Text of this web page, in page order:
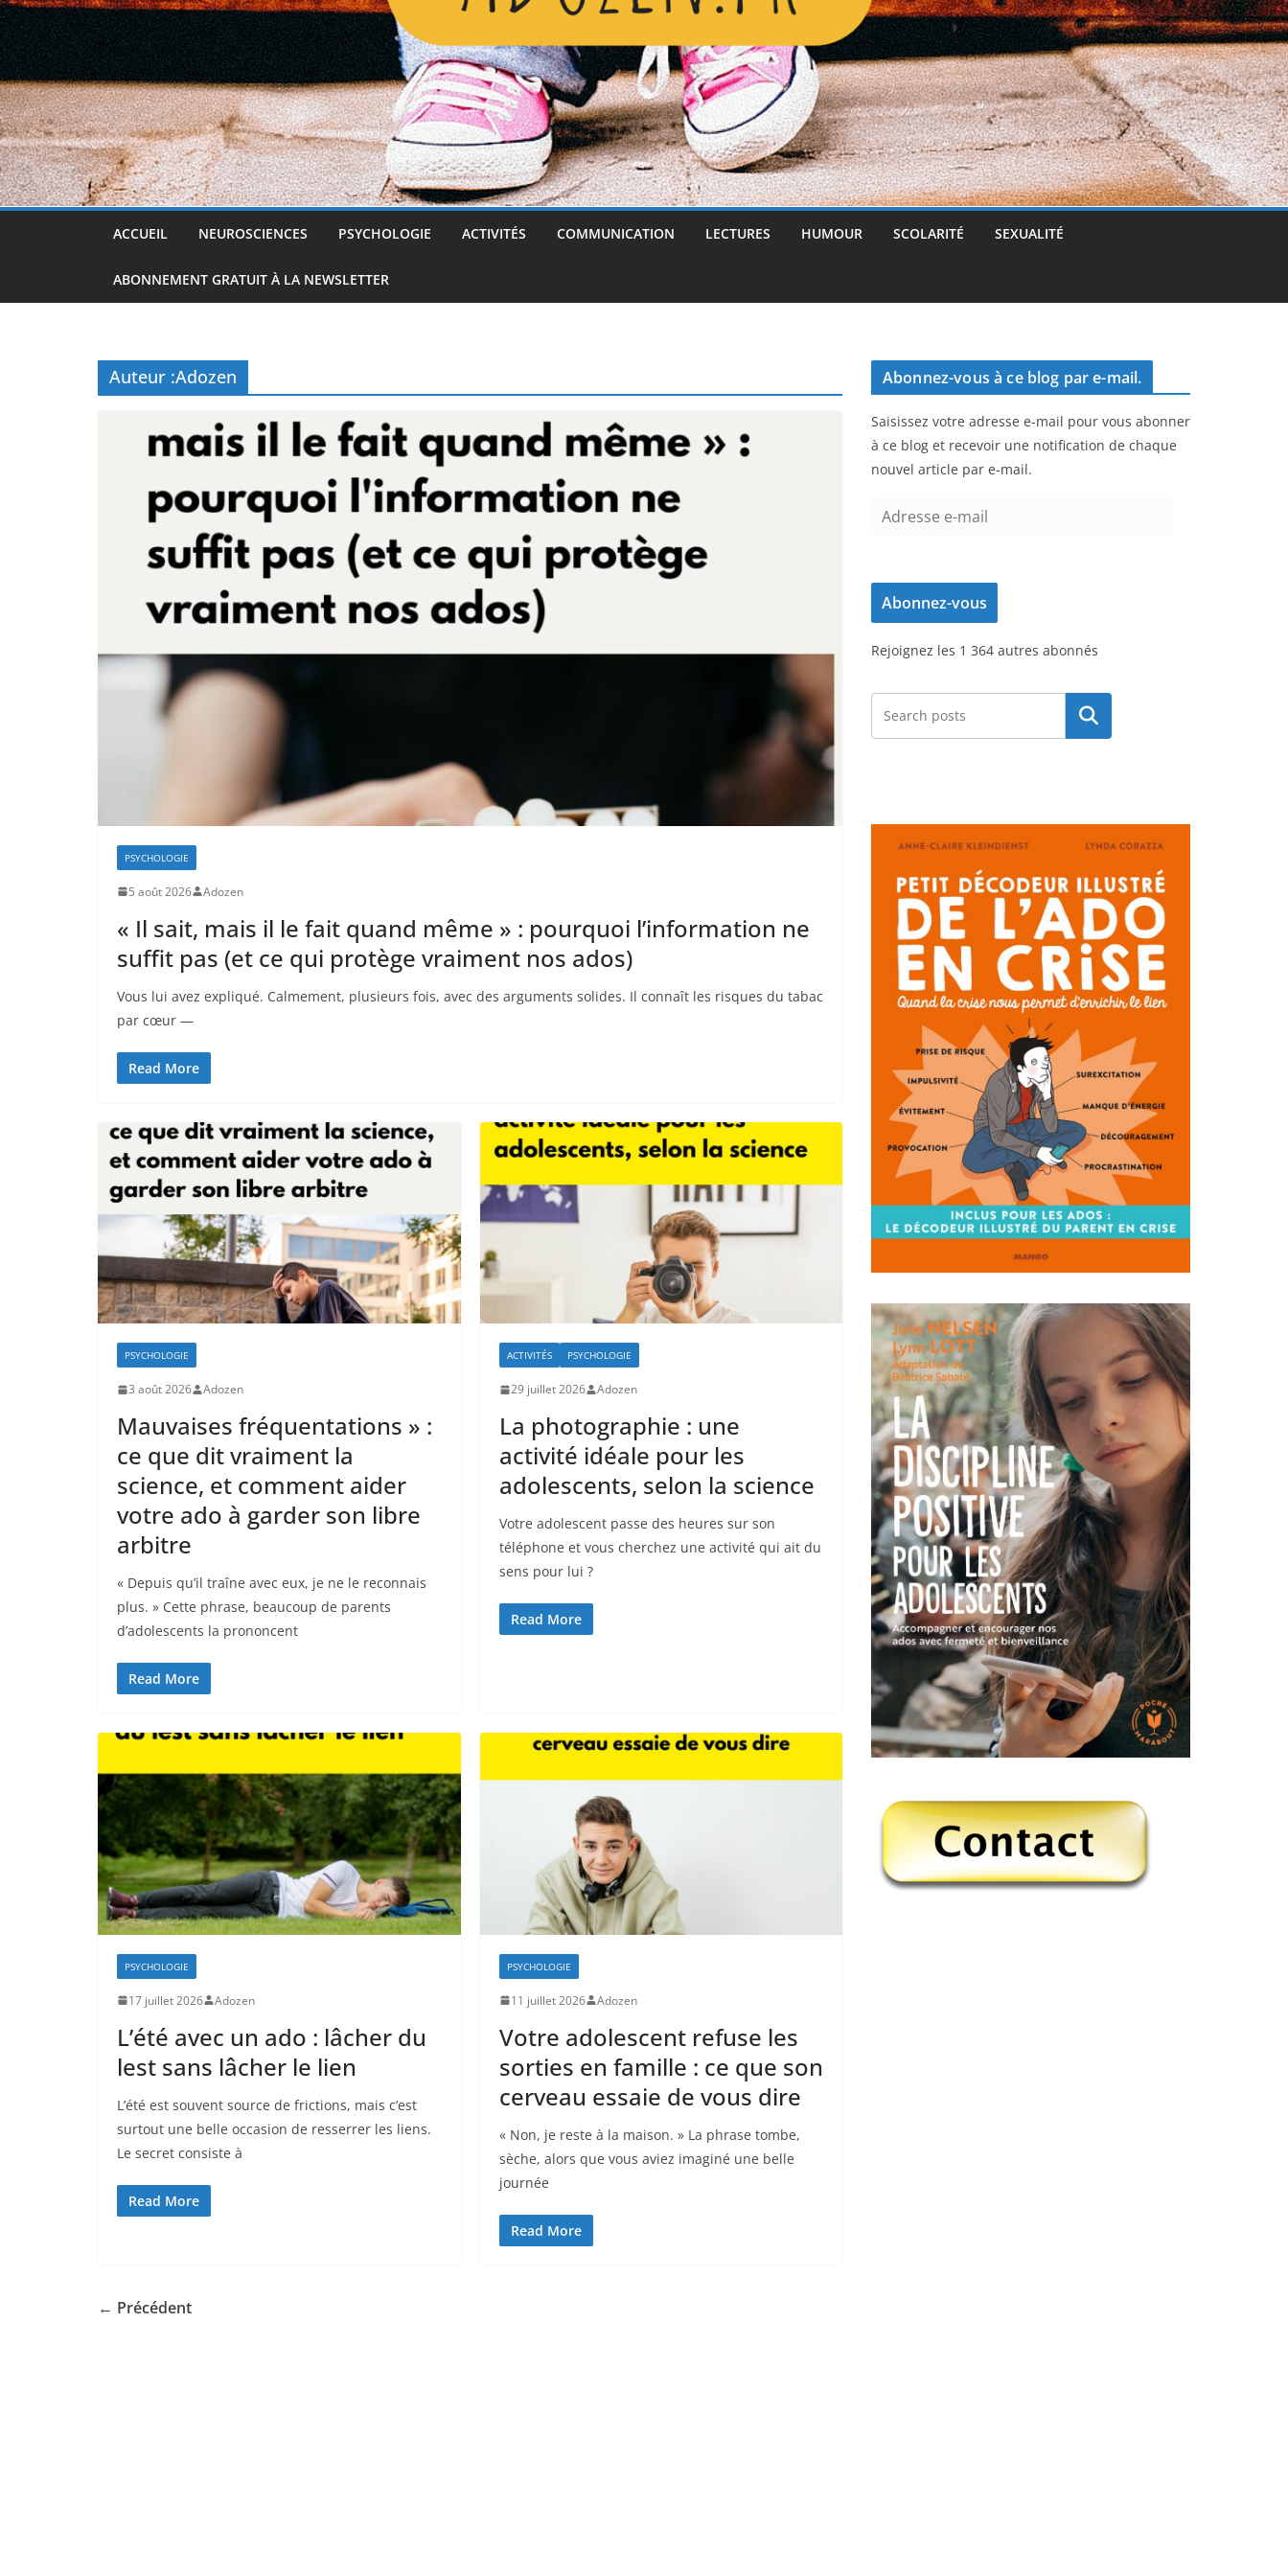
ACCUEIL NEUROSCIENCES PSYCHOLOGIE ACTIVITÉS COMMUNICATION LECTURES HUMOUR SCOLARITÉ SEXUALITÉ
ABONNEMENT GRATUIT À LA NEWSLETTER
Auteur :Adozen
PSYCHOLOGIE
5 août 2026 Adozen
« Il sait, mais il le fait quand même » : pourquoi l’information ne
suffit pas (et ce qui protège vraiment nos ados)
Vous lui avez expliqué. Calmement, plusieurs fois, avec des arguments solides. Il connaît les risques du tabac
par cœur —
Read More
PSYCHOLOGIE
3 août 2026 Adozen
Mauvaises fréquentations » :
ce que dit vraiment la
science, et comment aider
votre ado à garder son libre
arbitre
« Depuis qu’il traîne avec eux, je ne le reconnais
plus. » Cette phrase, beaucoup de parents
d’adolescents la prononcent
Read More
ACTIVITÉS PSYCHOLOGIE
29 juillet 2026 Adozen
La photographie : une
activité idéale pour les
adolescents, selon la science
Votre adolescent passe des heures sur son
téléphone et vous cherchez une activité qui ait du
sens pour lui ?
Read More
PSYCHOLOGIE
17 juillet 2026 Adozen
L’été avec un ado : lâcher du
lest sans lâcher le lien
L’été est souvent source de frictions, mais c’est
surtout une belle occasion de resserrer les liens.
Le secret consiste à
Read More
PSYCHOLOGIE
11 juillet 2026 Adozen
Votre adolescent refuse les
sorties en famille : ce que son
cerveau essaie de vous dire
« Non, je reste à la maison. » La phrase tombe,
sèche, alors que vous aviez imaginé une belle
journée
Read More
← Précédent
Abonnez-vous à ce blog par e-mail.
Saisissez votre adresse e-mail pour vous abonner
à ce blog et recevoir une notification de chaque
nouvel article par e-mail.
e
s
e
-
Abonnez-vous
Rejoignez les 1 364 autres abonnés
Rechercher
g
e
r